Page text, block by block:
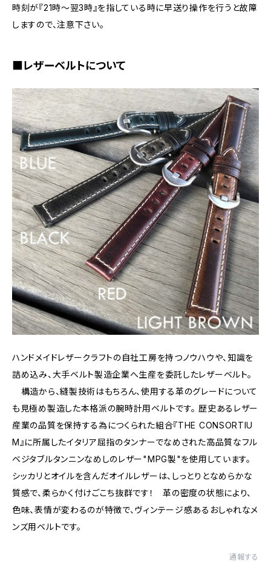
時刻が『21時～翌3時』を指している時に早送り操作を行うと故障
しますので、注意下さい。
■レザーベルトについて
ハンドメイドレザークラフトの自社工房を持つノウハウや、知識を
詰め込み、大手ベルト製造企業へ生産を委託したレザーベルト。
構造から、縫製技術はもちろん、使用する革のグレードについて
も見極め製造した本格派の腕時計用ベルトです。 歴史あるレザー
産業の品質を保持する為につくられた組合『THE CONSORTIU
M』に所属したイタリア屈指のタンナーでなめされた高品質なフル
ベジタブルタンニンなめしのレザー"MPG製"を使用しています。
シッカリとオイルを含んだオイルレザーは、しっとりとなめらかな
質感で、柔らかく付けごこち抜群です！ 革の密度の状態により、
色味、表情が変わるのが特徴で、ヴィンテージ感あるおしゃれなメ
ンズ用ベルトです。
通報する